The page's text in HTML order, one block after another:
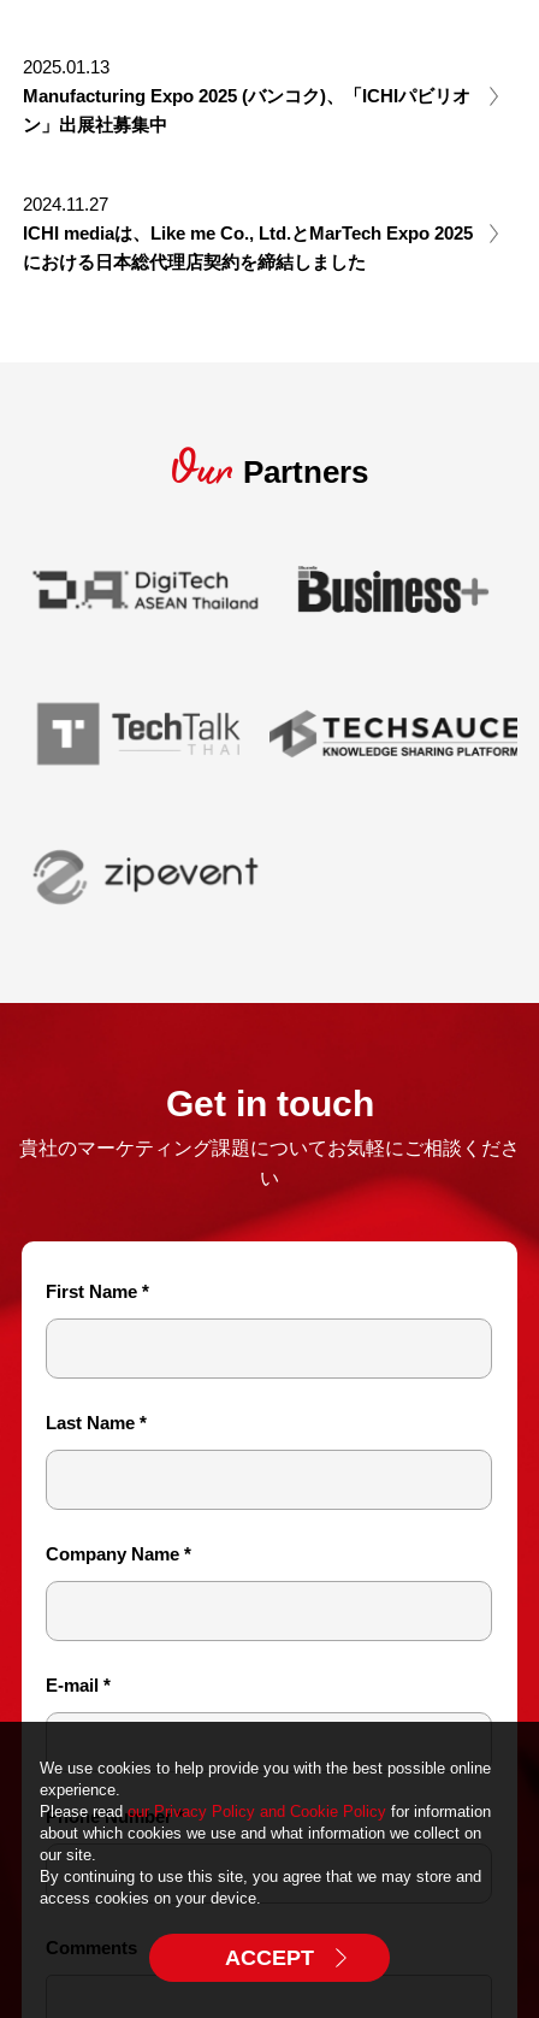
2025.01.13
Manufacturing Expo 2025 (バンコク)、「ICHIパビリオ
ン」出展社募集中
2024.11.27
ICHI mediaは、Like me Co., Ltd.とMarTech Expo 2025
における日本総代理店契約を締結しました
Our Partners
Get in touch
貴社のマーケティング課題についてお気軽にご相談くださ
い
We use cookies to help provide you with the best possible online
experience.
Please readour Privacy Policy and Cookie Policy for information
about which cookies we use and what information we collect on
our site.
By continuing to use this site, you agree that we may store and
access cookies on your device.
ACCEPT